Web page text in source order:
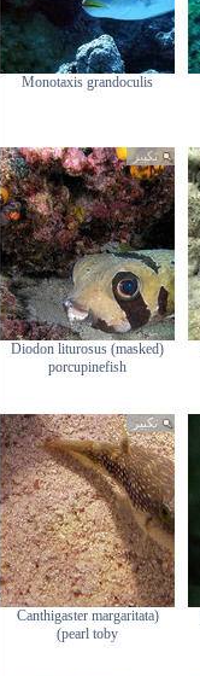
Monotaxis grandoculis
تكبير
(Diodon liturosus (masked
porcupinefish
تكبير
(Canthigaster margaritata
(pearl toby